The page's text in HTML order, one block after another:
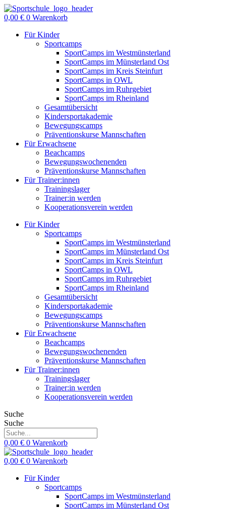
Zum
Inhalt
0,00 € 0 Warenkorb
Für Kinder
Sportcamps
SportCamps im Westmünsterland
SportCamps im Münsterland Ost
SportCamps im Kreis Steinfurt
SportCamps in OWL
SportCamps im Ruhrgebiet
SportCamps im Rheinland
Gesamtübersicht
Kindersportakademie
Bewegungscamps
Präventionskurse Mannschaften
Für Erwachsene
Beachcamps
Bewegungswochenenden
Präventionskurse Mannschaften
Für Trainer:innen
Trainingslager
Trainer:in werden
Kooperationsverein werden
Für Kinder
Sportcamps
SportCamps im Westmünsterland
SportCamps im Münsterland Ost
SportCamps im Kreis Steinfurt
SportCamps in OWL
SportCamps im Ruhrgebiet
SportCamps im Rheinland
Gesamtübersicht
Kindersportakademie
Bewegungscamps
Präventionskurse Mannschaften
Für Erwachsene
Beachcamps
Bewegungswochenenden
Präventionskurse Mannschaften
Für Trainer:innen
Trainingslager
Trainer:in werden
Kooperationsverein werden
Suche
Suche
0,00 € 0 Warenkorb
0,00 € 0 Warenkorb
Für Kinder
Sportcamps
SportCamps im Westmünsterland
SportCamps im Münsterland Ost